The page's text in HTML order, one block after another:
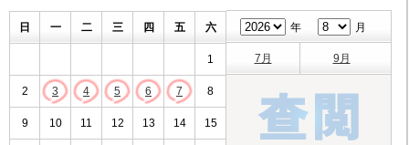
日 一 二 三 四 五 六
1
2 3 4 5 6 7 8
9 10 11 12 13 14 15
年 月
7月 9月